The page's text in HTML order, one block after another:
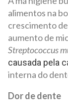
alimentos na
crescimento
aumento de
Streptococcus
causada pela
interna do
Dor de dente